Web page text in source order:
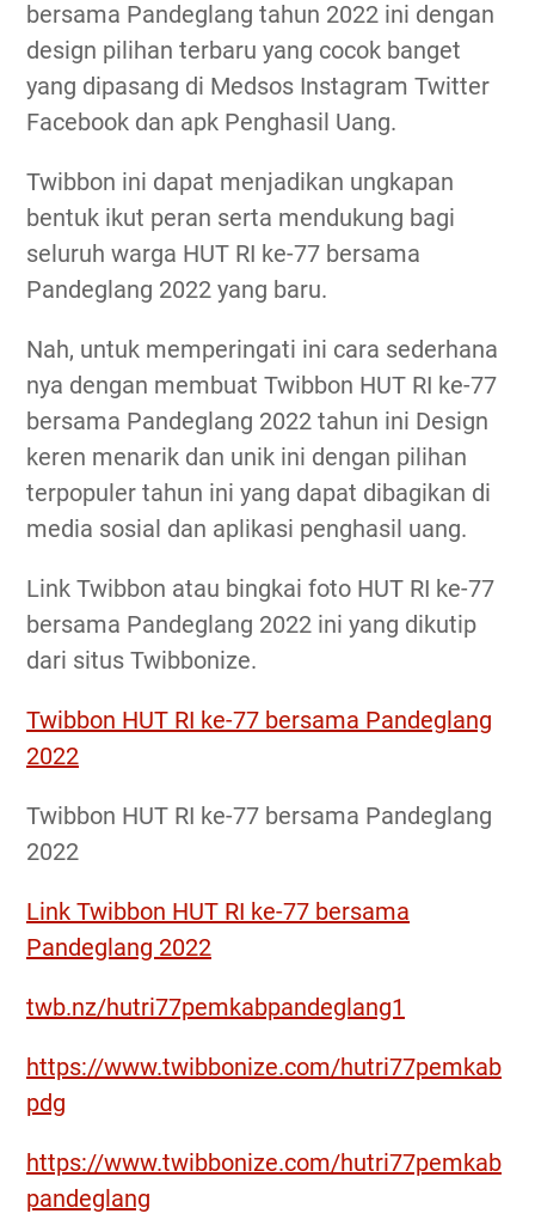
bersama Pandeglang tahun 2022 ini dengan
design pilihan terbaru yang cocok banget
yang dipasang di Medsos Instagram Twitter
Facebook dan apk Penghasil Uang.
Twibbon ini dapat menjadikan ungkapan
bentuk ikut peran serta mendukung bagi
seluruh warga HUT RI ke-77 bersama
Pandeglang 2022 yang baru.
Nah, untuk memperingati ini cara sederhana
nya dengan membuat Twibbon HUT RI ke-77
bersama Pandeglang 2022 tahun ini Design
keren menarik dan unik ini dengan pilihan
terpopuler tahun ini yang dapat dibagikan di
media sosial dan aplikasi penghasil uang.
Link Twibbon atau bingkai foto HUT RI ke-77
bersama Pandeglang 2022 ini yang dikutip
dari situs Twibbonize.
Twibbon HUT RI ke-77 bersama Pandeglang
2022
Twibbon HUT RI ke-77 bersama Pandeglang
2022
Link Twibbon HUT RI ke-77 bersama
Pandeglang 2022
twb.nz/hutri77pemkabpandeglang1
https://www.twibbonize.com/hutri77pemkab
pdg
https://www.twibbonize.com/hutri77pemkab
pandeglang